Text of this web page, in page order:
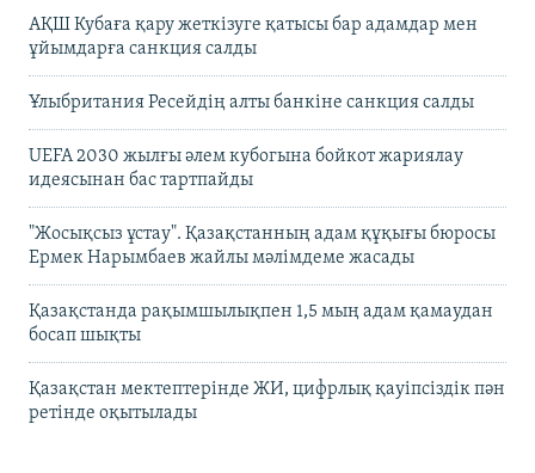
АҚШ Кубаға қару жеткізуге қатысы бар адамдар мен
ұйымдарға санкция салды
Ұлыбритания Ресейдің алты банкіне санкция салды
UEFA 2030 жылғы әлем кубогына бойкот жариялау
идеясынан бас тартпайды
"Жосықсыз ұстау". Қазақстанның адам құқығы бюросы
Ермек Нарымбаев жайлы мәлімдеме жасады
Қазақстанда рақымшылықпен 1,5 мың адам қамаудан
босап шықты
Қазақстан мектептерінде ЖИ, цифрлық қауіпсіздік пән
ретінде оқытылады